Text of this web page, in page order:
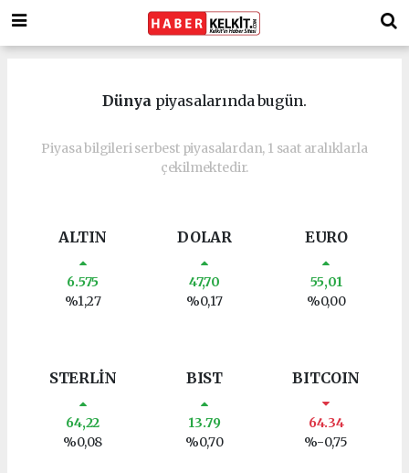
Dünya piyasalarında bugün.
Piyasa bilgileri serbest piyasalardan, 1 saat aralıklarla
çekilmektedir.
ALTIN
6.575
%1,27
DOLAR
47,70
%0,17
EURO
55,01
%0,00
STERLİN
64,22
%0,08
BIST
13.79
%0,70
BITCOIN
64.34
%-0,75